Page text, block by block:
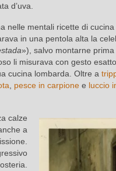
d’uva.
nelle mentali ricette di
in una pentola alta la
»), salvo montarne
li misurava con gesto
cucina lombarda. Oltre a
, pesce in carpione e luccio
calze
a